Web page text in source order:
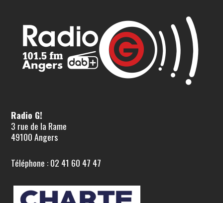
Radio G!
3 rue de la Rame
49100 Angers
Téléphone : 02 41 60 47 47